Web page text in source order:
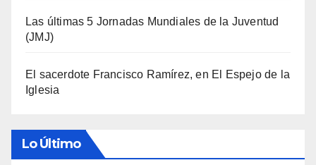
Las últimas 5 Jornadas Mundiales de la Juventud
(JMJ)
El sacerdote Francisco Ramírez, en El Espejo de la
Iglesia
Lo Último